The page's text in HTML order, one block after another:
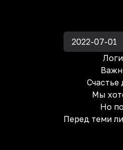
2022-07-01
Счастье
Мы
Но
Перед теми